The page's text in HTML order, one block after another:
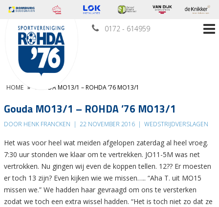
0172 - 614959
HOME » GOUDA MO13/1 – ROHDA ’76 MO13/1
Gouda MO13/1 – ROHDA ’76 MO13/1
DOOR HENK FRANCKEN | 22 NOVEMBER 2016 | WEDSTRIJDVERSLAGEN
Het was voor heel wat meiden afgelopen zaterdag al heel vroeg.
7:30 uur stonden we klaar om te vertrekken. JO11-5M was net
vertrokken. Nu gingen wij even de koppen tellen. 12?? Er moesten
er toch 13 zijn? Even kijken wie we missen….. “Aha T. uit MO15
missen we.” We hadden haar gevraagd om ons te versterken
zodat we toch een extra wissel hadden. “Het is toch niet zo dat ze